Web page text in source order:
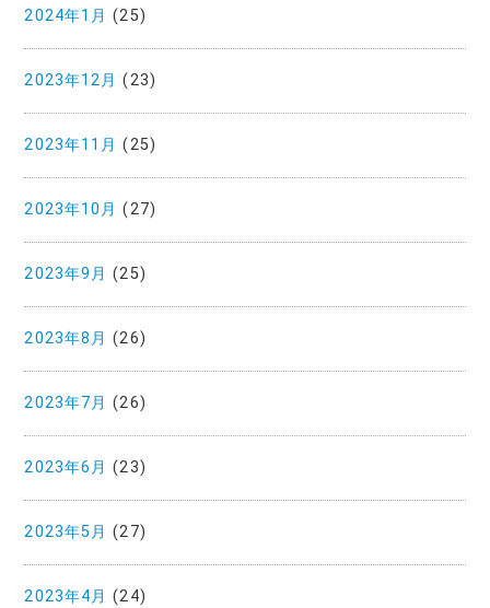
2024年1月 (25)
2023年12月 (23)
2023年11月 (25)
2023年10月 (27)
2023年9月 (25)
2023年8月 (26)
2023年7月 (26)
2023年6月 (23)
2023年5月 (27)
2023年4月 (24)